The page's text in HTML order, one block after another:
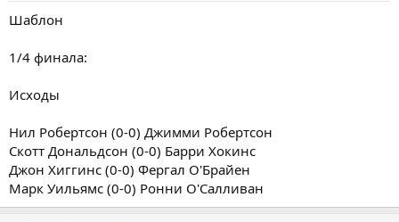
Шаблон
1/4 финала:
Исходы
Нил Робертсон (0-0) Джимми Робертсон
Скотт Дональдсон (0-0) Барри Хокинс
Джон Хиггинс (0-0) Фергал О'Брайен
Марк Уильямс (0-0) Ронни О'Салливан